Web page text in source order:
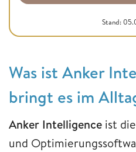
Stand:
Was ist Anker
bringt es im
Anker Intelligence ist
und